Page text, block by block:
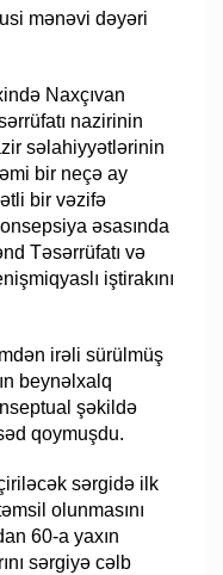
mənəvi dəyəri
Naxçıvan
nazirinin
səlahiyyətlərinin
bir neçə ay
bir vəzifə
əsasında
Təsərrüfatı və
iştirakını
irəli sürülmüş
beynəlxalq
şəkildə
qoymuşdu.
sərgidə ilk
olunmasını
60-a yaxın
sərgiyə cəlb